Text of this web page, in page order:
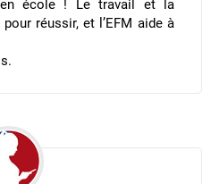
école ! Le travail et la
réussir, et l’EFM aide à